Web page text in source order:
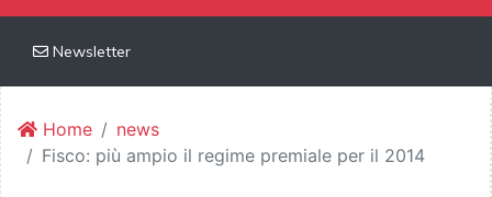
Newsletter
Home
news
Fisco: più ampio il regime premiale per il 2014